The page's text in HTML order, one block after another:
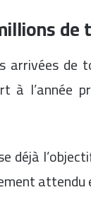
arrivées
à l’année
déjà
attendu